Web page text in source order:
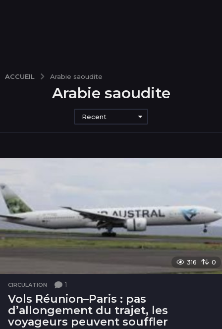
ACCUEIL Arabie saoudite
Arabie saoudite
Recent
316 0
CIRCULATION 1
Vols Réunion–Paris : pas
d’allongement du trajet, les
voyageurs peuvent souffler